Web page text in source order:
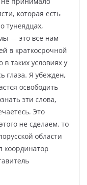
которая есть
тунеядцах,
— это все нам
в краткосрочной
таких условиях у
глаза. Я убежден,
освободить
эти слова,
Это
не сделаем, то
области
координатор